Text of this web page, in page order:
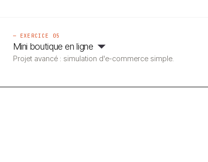
— EXERCICE 05
Mini boutique en ligne
Projet avancé : simulation d'e-commerce simple.